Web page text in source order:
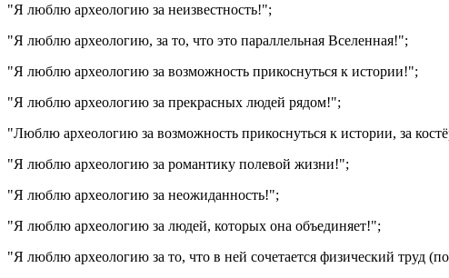
"Я люблю археологию за неизвестность!";
"Я люблю археологию, за то, что это параллельная Вселенная!";
"Я люблю археологию за возможность прикоснуться к истории!";
"Я люблю археологию за прекрасных людей рядом!";
"Люблю археологию за возможность прикоснуться к истории, за
"Я люблю археологию за романтику полевой жизни!";
"Я люблю археологию за неожиданность!";
"Я люблю археологию за людей, которых она объединяет!";
"Я люблю археологию за то, что в ней сочетается физический труд